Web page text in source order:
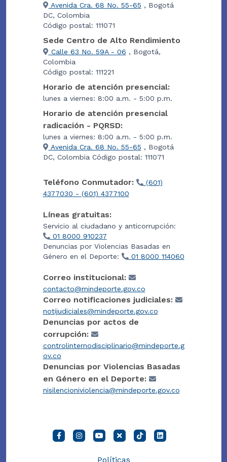
Avenida Cra. 68 No. 55-65 , Bogotá
DC, Colombia
Código postal: 111071
Sede Centro de Alto Rendimiento
Calle 63 No. 59A - 06 , Bogotá,
Colombia
Código postal: 111221
Horario de atención presencial:
lunes a viernes: 8:00 a.m. - 5:00 p.m.
Horario de atención presencial
radicación - PQRSD:
lunes a viernes: 8:00 a.m. - 5:00 p.m.
Avenida Cra. 68 No. 55-65 , Bogotá
DC, Colombia Código postal: 111071
Teléfono Conmutador:
(601)
4377030 - (601) 4377100
Líneas gratuitas:
Servicio al ciudadano y anticorrupción:
01 8000 910237
Denuncias por Violencias Basadas en
Género en el Deporte:
01 8000 114060
Correo institucional:
contacto@mindeporte.gov.co
Correo notificaciones judiciales:
notijudiciales@mindeporte.gov.co
Denuncias por actos de
corrupción:
controlinternodisciplinario@mindeporte.g
ov.co
Denuncias por Violencias Basadas
en Género en el Deporte:
nisilencioniviolencia@mindeporte.gov.co
Políticas